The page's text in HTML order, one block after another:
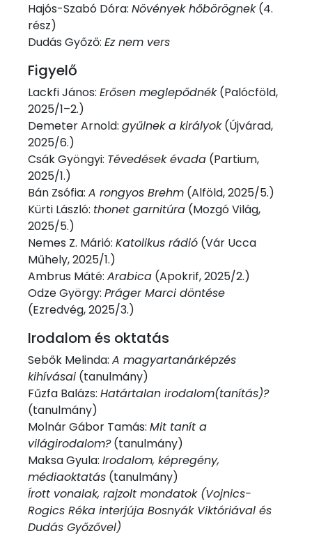
Hajós-Szabó Dóra: Növények hőbörögnek(4.
rész)
Dudás Győző: Ez nem vers
Figyelő
Lackfi János: Erősen meglepődnék(Palócföld,
2025/1–2.)
Demeter Arnold: gyűlnek a királyok(Újvárad,
2025/6.)
Csák Gyöngyi: Tévedések évada (Partium,
2025/1.)
Bán Zsófia: A rongyos Brehm (Alföld, 2025/5.)
Kürti László: thonet garnitúra (Mozgó Világ,
2025/5.)
Nemes Z. Márió: Katolikus rádió (Vár Ucca
Műhely, 2025/1.)
Ambrus Máté: Arabica (Apokrif, 2025/2.)
Odze György: Práger Marci döntése
(Ezredvég, 2025/3.)
Irodalom és oktatás
Sebők Melinda: A magyartanárképzés
kihívásai (tanulmány)
Fűzfa Balázs: Határtalan irodalom(tanítás)?
(tanulmány)
Molnár Gábor Tamás: Mit tanít a
világirodalom?(tanulmány)
Maksa Gyula: Irodalom, képregény,
médiaoktatás (tanulmány)
Írott vonalak, rajzolt mondatok (Vojnics-
Rogics Réka interjúja Bosnyák Viktóriával és
Dudás Győzővel)